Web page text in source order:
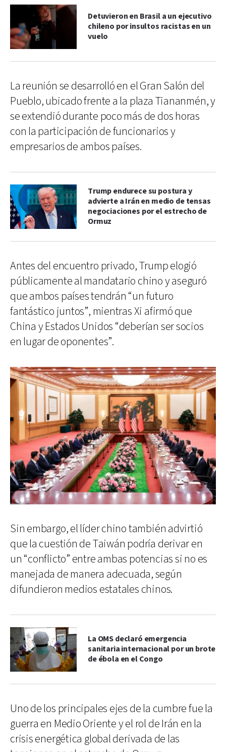
Detuvieron en Brasil a un ejecutivo
chileno por insultos racistas en un
vuelo
La reunión se desarrolló en el Gran Salón del
Pueblo, ubicado frente a la plaza Tiananmén, y
se extendió durante poco más de dos horas
con la participación de funcionarios y
empresarios de ambos países.
Trump endurece su postura y
advierte a Irán en medio de tensas
negociaciones por el estrecho de
Ormuz
Antes del encuentro privado, Trump elogió
públicamente al mandatario chino y aseguró
que ambos países tendrán “un futuro
fantástico juntos”, mientras Xi afirmó que
China y Estados Unidos “deberían ser socios
en lugar de oponentes”.
Sin embargo, el líder chino también advirtió
que la cuestión de Taiwán podría derivar en
un “conflicto” entre ambas potencias si no es
manejada de manera adecuada, según
difundieron medios estatales chinos.
La OMS declaró emergencia
sanitaria internacional por un brote
de ébola en el Congo
Uno de los principales ejes de la cumbre fue la
guerra en Medio Oriente y el rol de Irán en la
crisis energética global derivada de las